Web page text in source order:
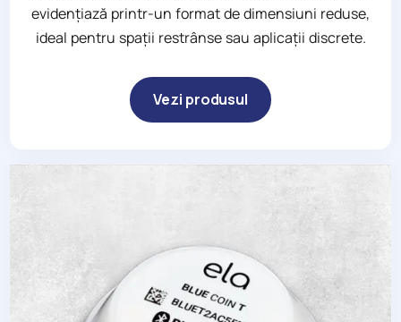
evidențiază printr-un format de dimensiuni reduse,
ideal pentru spații restrânse sau aplicații discrete.
Vezi produsul